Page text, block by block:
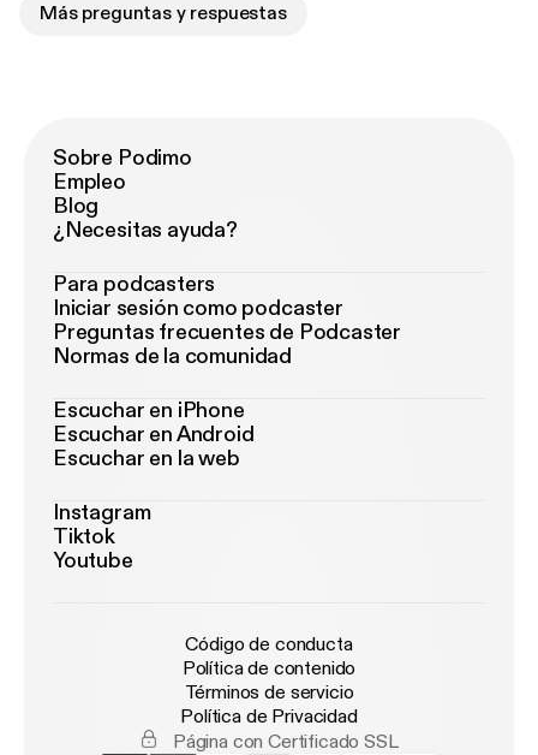
Más preguntas y respuestas
Sobre Podimo
Empleo
Blog
¿Necesitas ayuda?
Para podcasters
Iniciar sesión como podcaster
Preguntas frecuentes de Podcaster
Normas de la comunidad
Escuchar en iPhone
Escuchar en Android
Escuchar en la web
Instagram
Tiktok
Youtube
Código de conducta
Política de contenido
Términos de servicio
Política de Privacidad
Página con Certificado SSL